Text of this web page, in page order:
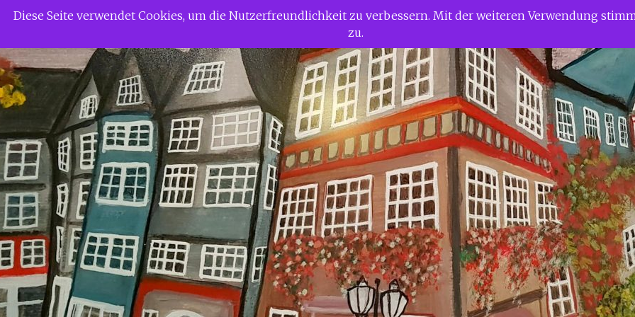
ZumSiggi Gerdaus Welt
Diese Seite verwendet Cookies, um die Nutzerfreundlichkeit zu verbessern. Mit der weiteren Verwendung
zu.